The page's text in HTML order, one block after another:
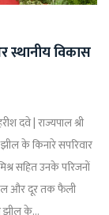
स्थानीय विकास
दवे | राज्यपाल श्री
के किनारे सपरिवार
सहित उनके परिजनों
और दूर तक फैली